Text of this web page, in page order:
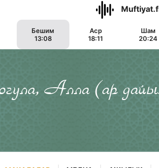
Бешим
13:08
Аср
18:11
Шам
20:24
Алла (ар